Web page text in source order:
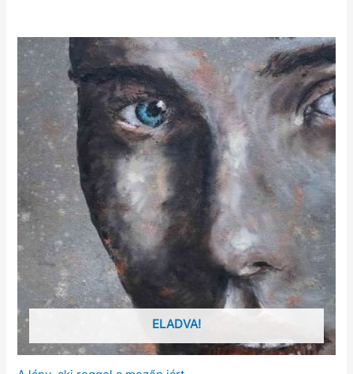
ELADVA!